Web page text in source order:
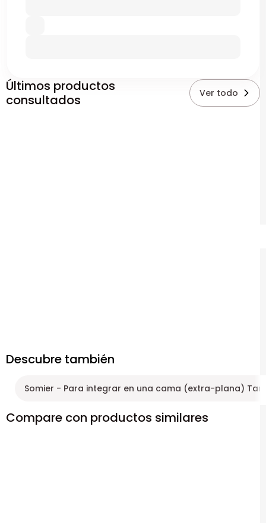
Últimos productos
consultados
Ver todo
Descubre también
Somier - Para integrar en una cama (extra-plana)
Compare con productos similares